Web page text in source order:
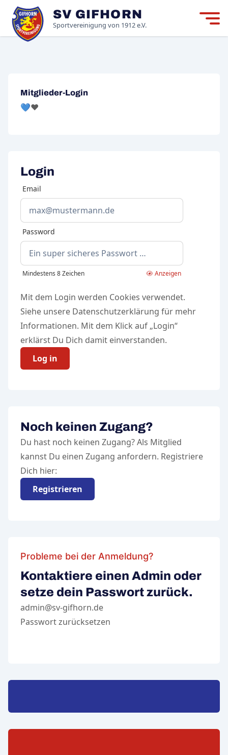
SV GIFHORN
Sportvereinigung von 1912 e.V.
Mitgliedschaft
Mitglieder-Login
💙❤️
Login
Email
Password
Mindestens 8 Zeichen Anzeigen
Mit dem Login werden Cookies verwendet.
Siehe unsere Datenschutzerklärung für mehr
Informationen. Mit dem Klick auf „Login“
erklärst Du Dich damit einverstanden.
Log in
Noch keinen Zugang?
Du hast noch keinen Zugang? Als Mitglied
kannst Du einen Zugang anfordern. Registriere
Dich hier:
Registrieren
Probleme bei der Anmeldung?
Kontaktiere einen Admin oder
setze dein Passwort zurück.
admin@sv-gifhorn.de
Passwort zurücksetzen